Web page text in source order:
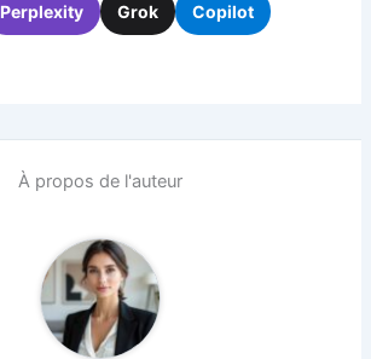
Perplexity Grok Copilot
À propos de l'auteur